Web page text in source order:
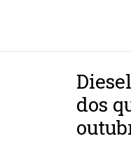
dos